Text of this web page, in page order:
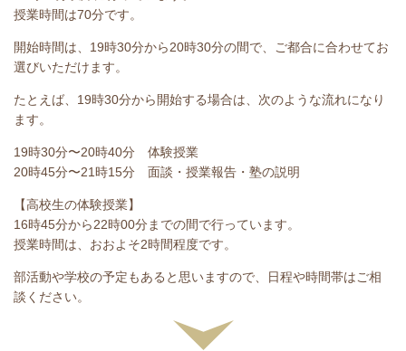
授業時間は70分です。
開始時間は、19時30分から20時30分の間で、ご都合に合わせてお
選びいただけます。
たとえば、19時30分から開始する場合は、次のような流れになり
ます。
19時30分〜20時40分 体験授業
20時45分〜21時15分 面談・授業報告・塾の説明
【高校生の体験授業】
16時45分から22時00分までの間で行っています。
授業時間は、おおよそ2時間程度です。
部活動や学校の予定もあると思いますので、日程や時間帯はご相
談ください。